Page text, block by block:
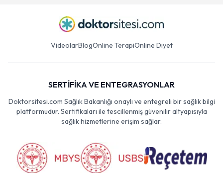
VideolarBlogOnline TerapiOnline Diyet
SERTİFİKA VE ENTEGRASYONLAR
Doktorsitesi.com Sağlık Bakanlığı onaylı ve entegreli bir sağlık bilgi
platformudur. Sertifikaları ile tescillenmiş güvenilir altyapısıyla
sağlık hizmetlerine erişim sağlar.